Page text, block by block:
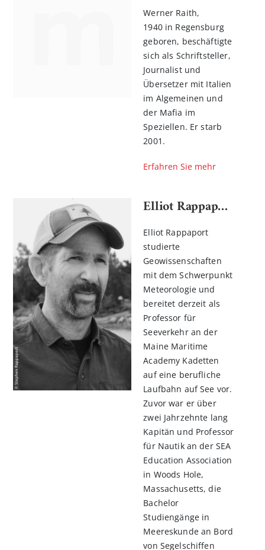
Werner Raith,
1940 in Regensburg
geboren, beschäftigte
sich als Schriftsteller,
Journalist und
Übersetzer mit Italien
im Algemeinen und
der Mafia im
Speziellen. Er starb
2001.
Erfahren Sie mehr
Elliot Rappaport
Elliot Rappaport
studierte
Geowissenschaften
mit dem Schwerpunkt
Meteorologie und
bereitet derzeit als
Professor für
Seeverkehr an der
Maine Maritime
Academy Kadetten
auf eine berufliche
Laufbahn auf See vor.
Zuvor war er über
zwei Jahrzehnte lang
Kapitän und Professor
für Nautik an der SEA
Education Association
in Woods Hole,
Massachusetts, die
Bachelor
Studiengänge in
Meereskunde an Bord
von Segelschiffen